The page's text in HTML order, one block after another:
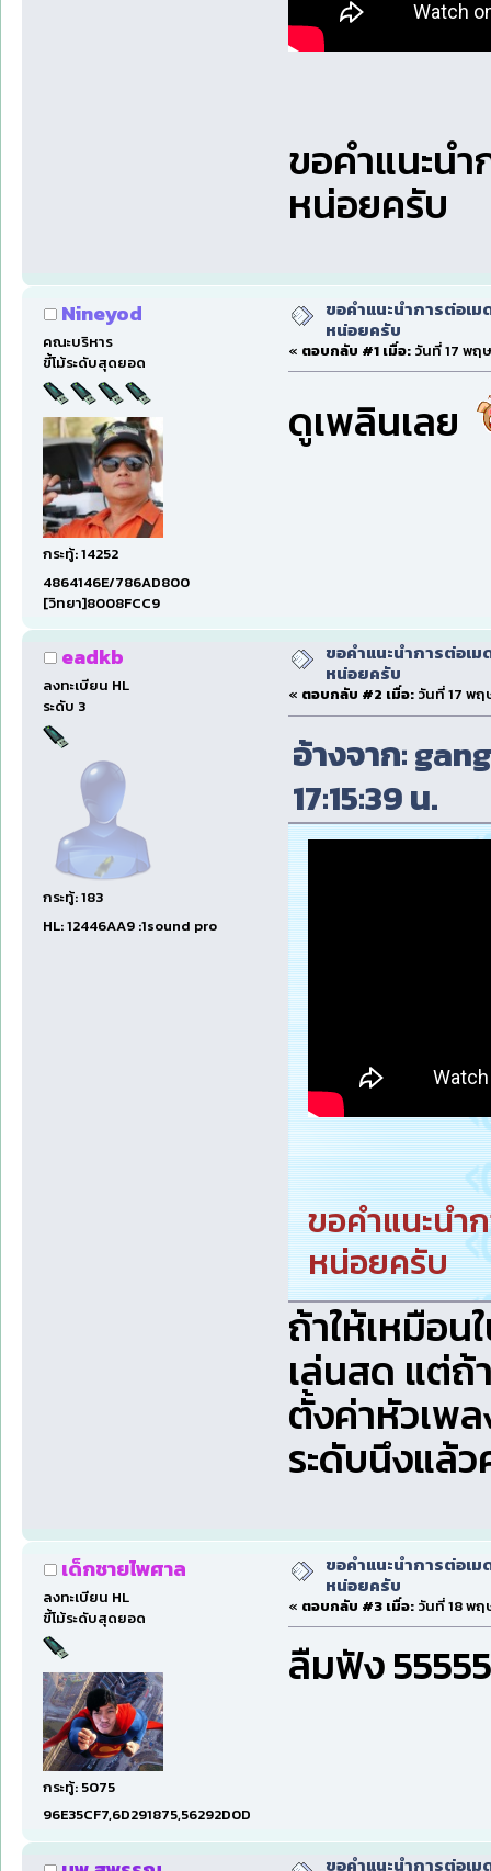
ขอคำแนะน
หน่อยครับ
Nineyod
คณะบริหาร
ขี้โม้ระดับสุดยอด
กระทู้: 14252
4864146E/786AD800
[วิทยา]8008FCC9
ขอคำแนะนำการต่อเ
หน่อยครับ
« ตอบกลับ #1 เมื่อ: วันที่ 17 พฤ
ดูเพลินเลย
eadkb
ลงทะเบียน HL
ระดับ 3
กระทู้: 183
HL: 12446AA9 :1sound pro
ขอคำแนะนำการต่อเ
หน่อยครับ
« ตอบกลับ #2 เมื่อ: วันที่ 17 พฤ
อ้างจาก:
17:15:39 น.
ขอคำแนะนำ
หน่อยครับ
ถ้าให้เหมือน
เล่นสด แต่ถ้
ตั้งค่าหัวเพ
ระดับนึงแล้
เด็กชายไพศาล
ลงทะเบียน HL
ขี้โม้ระดับสุดยอด
กระทู้: 5075
96E35CF7,6D291875,56292D0D
ขอคำแนะนำการต่อเ
หน่อยครับ
« ตอบกลับ #3 เมื่อ: วันที่ 18 พฤ
ลืมฟัง
ขอคำแนะนำการต่อเ